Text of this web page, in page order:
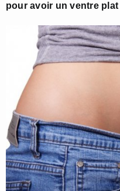
pour avoir un ventre plat